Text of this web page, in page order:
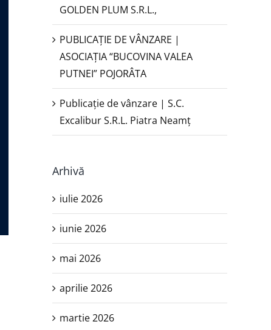
GOLDEN PLUM S.R.L.,
PUBLICAŢIE DE VÂNZARE |
ASOCIAȚIA “BUCOVINA VALEA
PUTNEI” POJORÂTA
Publicație de vânzare | S.C.
Excalibur S.R.L. Piatra Neamţ
Arhivă
iulie 2026
iunie 2026
mai 2026
aprilie 2026
martie 2026